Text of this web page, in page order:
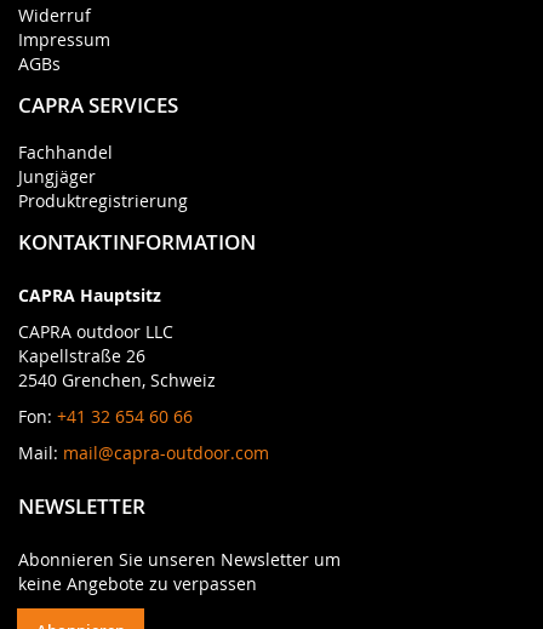
Widerruf
Impressum
AGBs
CAPRA SERVICES
Fachhandel
Jungjäger
Produktregistrierung
KONTAKTINFORMATION
CAPRA Hauptsitz
CAPRA outdoor LLC
Kapellstraße 26
2540 Grenchen, Schweiz
Fon: +41 32 654 60 66
Mail: mail@capra-outdoor.com
NEWSLETTER
Abonnieren Sie unseren Newsletter um
keine Angebote zu verpassen